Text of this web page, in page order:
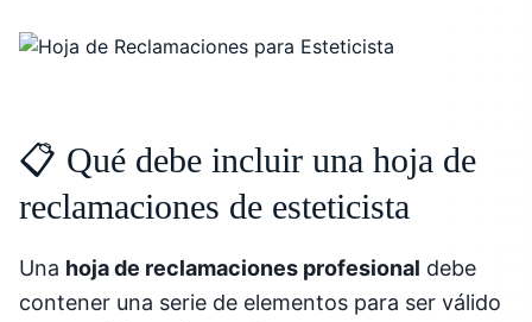
📋 Qué debe incluir una hoja de
reclamaciones de esteticista
Una hoja de reclamaciones profesional debe
contener una serie de elementos para ser válido